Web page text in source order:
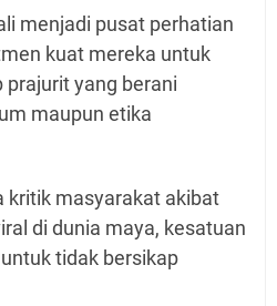
menjadi pusat perhatian
kuat mereka untuk
yang berani
maupun etika
kritik masyarakat akibat
di dunia maya, kesatuan
tidak bersikap